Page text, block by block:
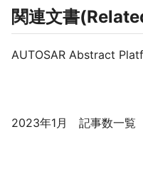
関連文書
AUTOSAR Abstract
2023年1月 記事数一覧